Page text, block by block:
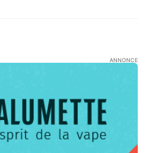
ANNONCE